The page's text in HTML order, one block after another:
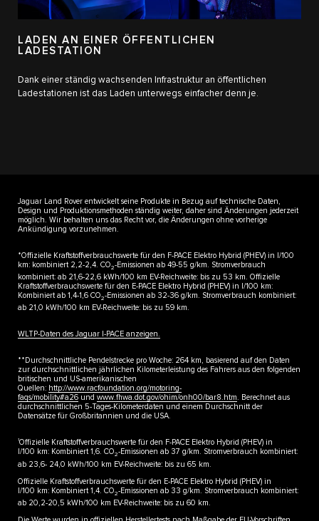
LADEN AN EINER ÖFFENTLICHEN
LADESTATION
Dank einer ständig wachsenden Infrastruktur an öffentlichen
Ladestationen ist das Laden unterwegs einfacher denn je.
Jaguar Land Rover entwickelt seine Produkte in Bezug auf technische Daten,
Design und Produktionsmethoden ständig weiter, daher sind Änderungen jederzeit
möglich. Wir behalten uns das Recht vor, die Änderungen ohne vorherige
Ankündigung vorzunehmen.
*Offizielle Kraftstoffverbrauchswerte für den F-PACE Elektro Hybrid (PHEV) in l/100
km: kombiniert 2,2-2,4. CO2-Emissionen ab 49-55 g/km. Stromverbrauch
kombiniert: ab 21,6-22,6 kWh/100 km EV-Reichweite: bis zu 53 km. Offizielle
Kraftstoffverbrauchswerte für den E-PACE Elektro Hybrid (PHEV) in l/100 km:
Kombiniert ab 1,4-1,6 CO2-Emissionen ab 32-36 g/km. Stromverbrauch kombiniert:
ab 21,0 kWh/100 km EV-Reichweite: bis zu 59 km.
WLTP-Daten des Jaguar I-PACE anzeigen.​
**Durchschnittliche Pendelstrecke pro Woche: 264 km, basierend auf den Daten
zur durchschnittlichen jährlichen Kilometerleistung des Fahrers aus den folgenden
britischen und US-amerikanischen
Quellen: http://www.racfoundation.org/motoring-
faqs/mobility#a26 und www.fhwa.dot.gov/ohim/onh00/bar8.htm. Berechnet aus
durchschnittlichen 5-Tages-Kilometerdaten und einem Durchschnitt der
Datensätze für Großbritannien und die USA.
1Offizielle Kraftstoffverbrauchswerte für den F-PACE Elektro Hybrid (PHEV) in
l/100 km: Kombiniert 1,6. CO2-Emissionen ab 37 g/km. Stromverbrauch kombiniert:
ab 23,6- 24,0 kWh/100 km EV-Reichweite: bis zu 65 km.
Offizielle Kraftstoffverbrauchswerte für den E-PACE Elektro Hybrid (PHEV) in
l/100 km: Kombiniert 1,4. CO2-Emissionen ab 33 g/km. Stromverbrauch kombiniert:
ab 20,2-20,5 kWh/100 km EV-Reichweite: bis zu 60 km.